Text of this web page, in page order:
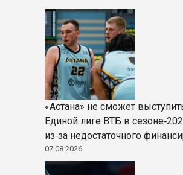
«Астана» не сможет
Единой лиге ВТБ в
из‑за недостаточного
07.08.2026